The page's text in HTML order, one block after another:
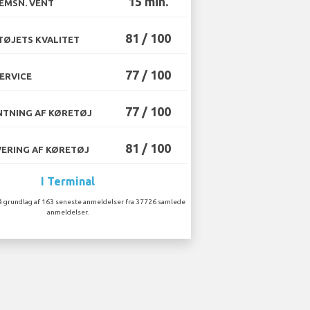
VENT
KVALITET 81 / 100
77 / 100
AF KØRETØJ 77 / 100
AF KØRETØJ 81 / 100
I Terminal
af 163 seneste anmeldelser fra 37726 samlede
anmeldelser.